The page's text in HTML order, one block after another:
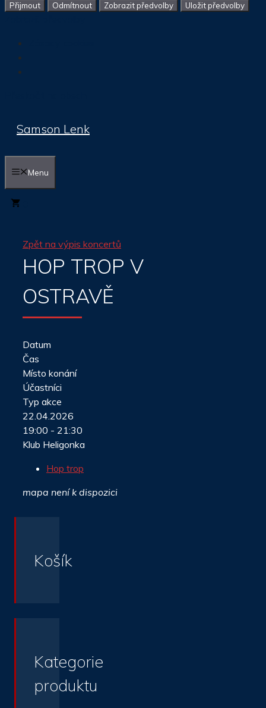
Přijmout Odmítnout Zobrazit předvolby Uložit předvolby
Samson Lenk
Menu
Zpět na výpis koncertů
HOP TROP V
OSTRAVĚ
Datum
Čas
Místo konání
Účastníci
Typ akce
22.04.2026
19:00 - 21:30
Klub Heligonka
Hop trop
mapa není k dispozici
Košík
Kategorie
produktu